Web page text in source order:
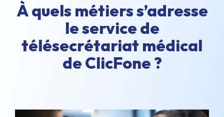
À quels métiers s’adresse
le service de
télésecrétariat médical
de ClicFone ?